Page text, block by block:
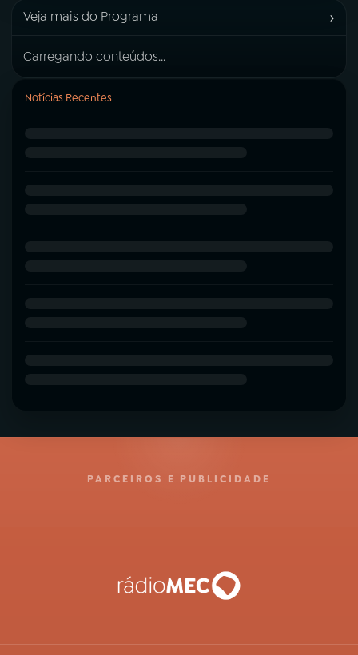
Veja mais do Programa ›
Carregando conteúdos...
Notícias Recentes
PARCEIROS E PUBLICIDADE